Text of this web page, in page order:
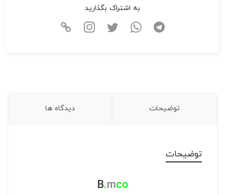
به اشتراک بگذارید
توضیحات دیدگاه ها
توضیحات
B.mco